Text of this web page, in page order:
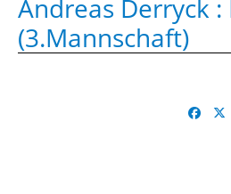
Andreas Derryck :
(3.Mannschaft)